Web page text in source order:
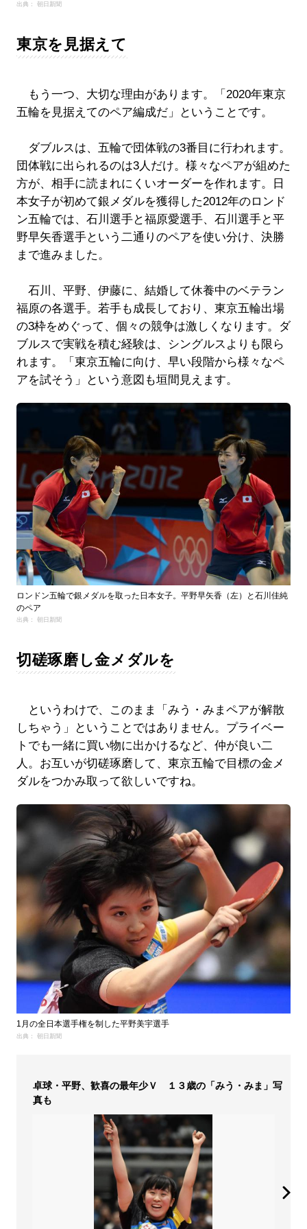
出典： 朝日新聞
東京を見据えて
もう一つ、大切な理由があります。「2020年東京
五輪を見据えてのペア編成だ」ということです。
ダブルスは、五輪で団体戦の3番目に行われます。
団体戦に出られるのは3人だけ。様々なペアが組めた
方が、相手に読まれにくいオーダーを作れます。日
本女子が初めて銀メダルを獲得した2012年のロンド
ン五輪では、石川選手と福原愛選手、石川選手と平
野早矢香選手という二通りのペアを使い分け、決勝
まで進みました。
石川、平野、伊藤に、結婚して休養中のベテラン
福原の各選手。若手も成長しており、東京五輪出場
の3枠をめぐって、個々の競争は激しくなります。ダ
ブルスで実戦を積む経験は、シングルスよりも限ら
れます。「東京五輪に向け、早い段階から様々なペ
アを試そう」という意図も垣間見えます。
ロンドン五輪で銀メダルを取った日本女子。平野早矢香（左）と石川佳純
のペア
出典： 朝日新聞
切磋琢磨し金メダルを
というわけで、このまま「みう・みまペアが解散
しちゃう」ということではありません。プライベー
トでも一緒に買い物に出かけるなど、仲が良い二
人。お互いが切磋琢磨して、東京五輪で目標の金メ
ダルをつかみ取って欲しいですね。
1月の全日本選手権を制した平野美宇選手
出典： 朝日新聞
卓球・平野、歓喜の最年少Ｖ １３歳の「みう・みま」写
真も